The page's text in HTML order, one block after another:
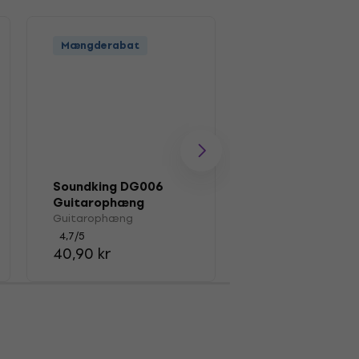
Mængderabat
Soundking DG006
Guitarophæng
Guitarophæng
4,7/5
40,90 kr